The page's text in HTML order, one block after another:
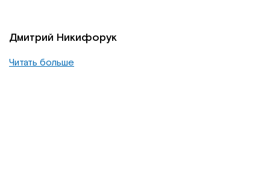
Дмитрий Никифорук
Читать больше